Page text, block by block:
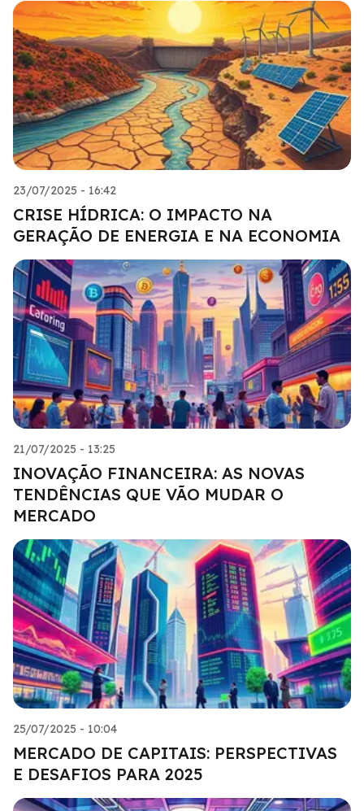
23/07/2025 - 16:42
CRISE HÍDRICA: O IMPACTO NA
GERAÇÃO DE ENERGIA E NA ECONOMIA
21/07/2025 - 13:25
INOVAÇÃO FINANCEIRA: AS NOVAS
TENDÊNCIAS QUE VÃO MUDAR O
MERCADO
25/07/2025 - 10:04
MERCADO DE CAPITAIS: PERSPECTIVAS
E DESAFIOS PARA 2025